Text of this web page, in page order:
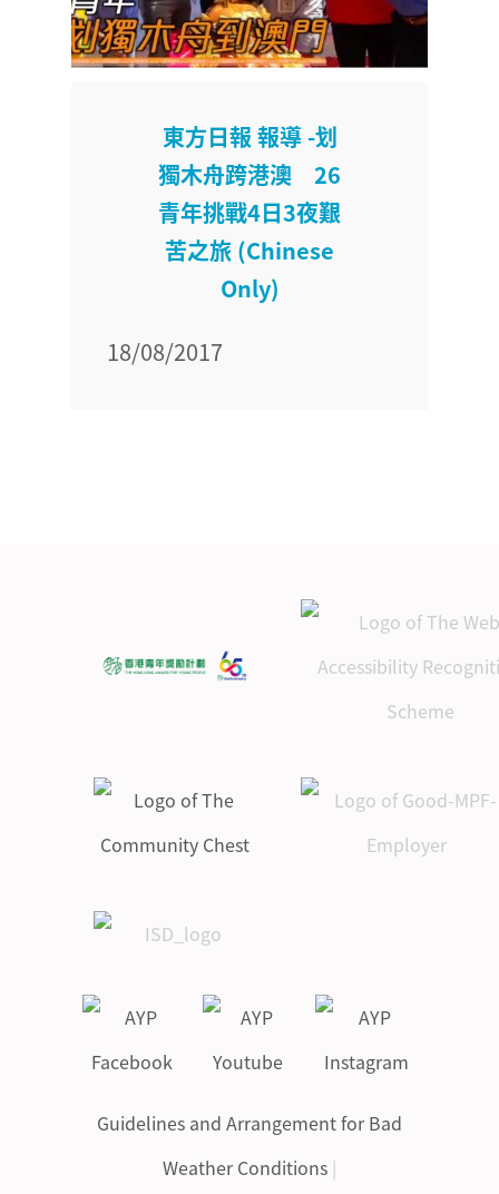
東方日報 報導 -划
獨木舟跨港澳 26
青年挑戰4日3夜艱
苦之旅 (Chinese
Only)
18/08/2017
Guidelines and Arrangement for Bad
Weather Conditions |